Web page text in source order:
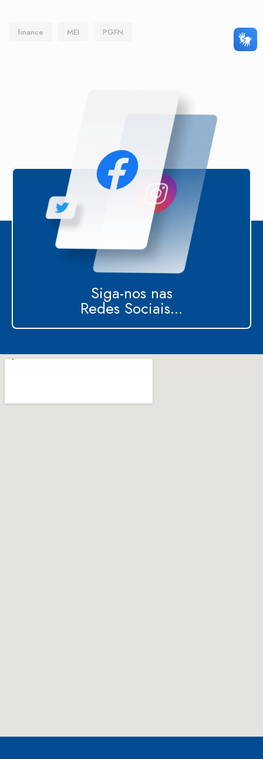
finance MEI PGFN
Siga-nos nas
Redes Sociais...